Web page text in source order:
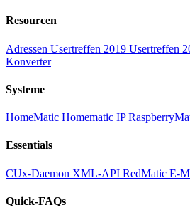
Resourcen
Adressen Usertreffen 2019 Usertreffen
Konverter
Systeme
HomeMatic Homematic IP
Essentials
CUx-Daemon XML-API RedMatic E-
Quick-FAQs